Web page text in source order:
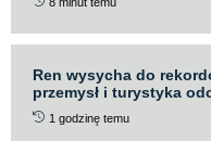
Ren wysycha do
przemysł i turystyka
1 godzinę temu